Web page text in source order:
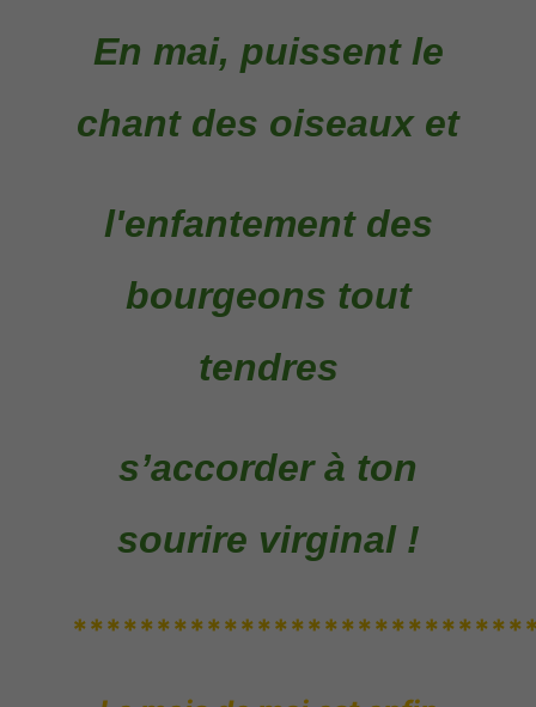
En mai, puissent le
chant des oiseaux et
l'enfantement des
bourgeons tout
tendres
s’accorder à ton
sourire virginal !